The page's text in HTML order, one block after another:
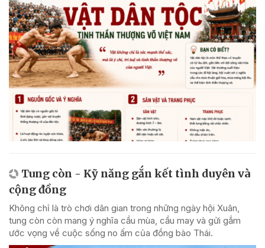
Tung còn - Kỹ năng gắn kết tình duyên và
cộng đồng
Không chỉ là trò chơi dân gian trong những ngày hội Xuân,
tung còn còn mang ý nghĩa cầu mùa, cầu may và gửi gắm
ước vọng về cuộc sống no ấm của đồng bào Thái.